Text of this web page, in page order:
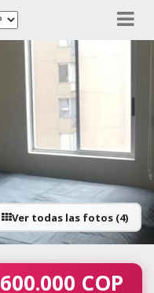
Ver todas las fotos (4)
600.000 COP